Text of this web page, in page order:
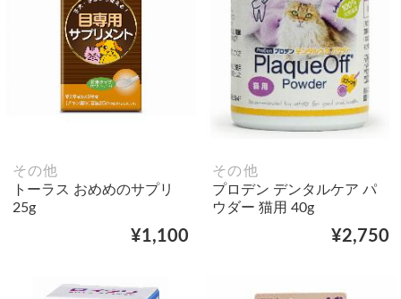
その他
トーラス おめめのサプリ
25g
¥1,100
その他
プロデン デンタルケア パ
ウダー 猫用 40g
¥2,750